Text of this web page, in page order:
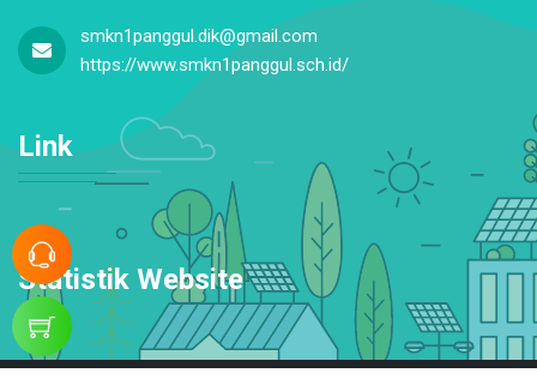
smkn1panggul.dik@gmail.com
https://www.smkn1panggul.sch.id/
Link
Statistik Website